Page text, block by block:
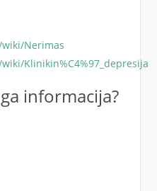
Nerimas
Klinikin%C4%97_depresija
informacija?